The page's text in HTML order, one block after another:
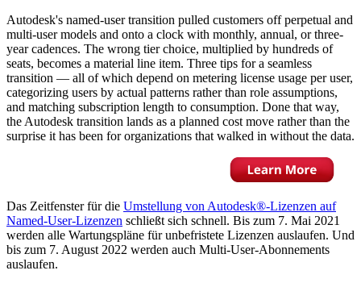
Autodesk's named-user transition pulled customers off perpetual and
multi-user models and onto a clock with monthly, annual, or three-
year cadences. The wrong tier choice, multiplied by hundreds of
seats, becomes a material line item. Three tips for a seamless
transition — all of which depend on metering license usage per user,
categorizing users by actual patterns rather than role assumptions,
and matching subscription length to consumption. Done that way,
the Autodesk transition lands as a planned cost move rather than the
surprise it has been for organizations that walked in without the data.
Das Zeitfenster für die Umstellung von Autodesk®-Lizenzen auf
Named-User-Lizenzen schließt sich schnell. Bis zum 7. Mai 2021
werden alle Wartungspläne für unbefristete Lizenzen auslaufen. Und
bis zum 7. August 2022 werden auch Multi-User-Abonnements
auslaufen.